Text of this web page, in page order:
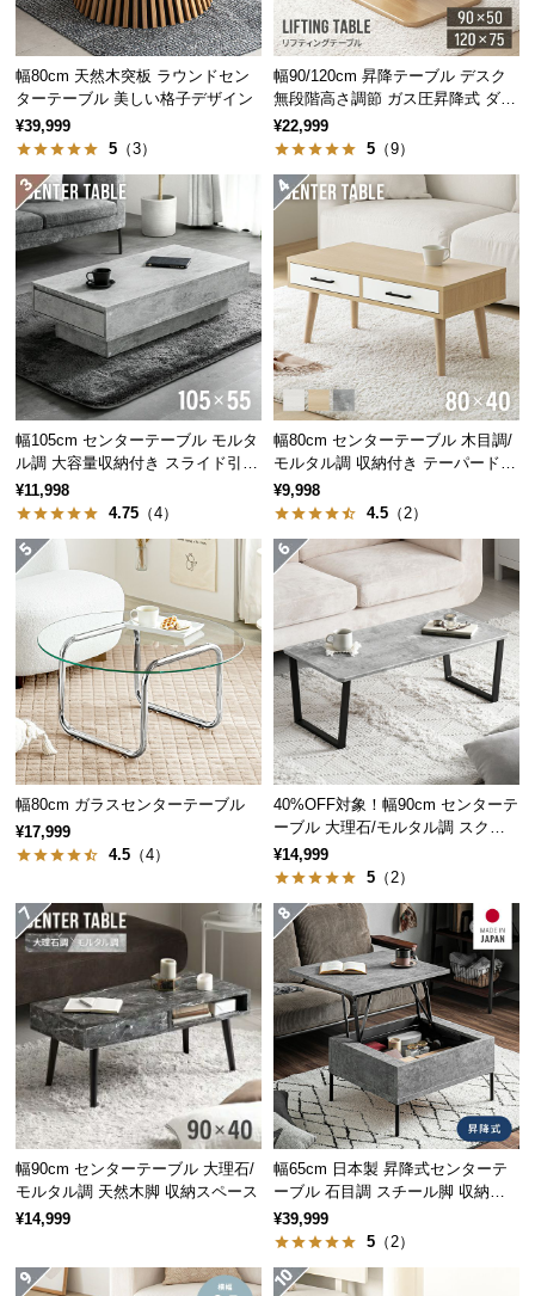
中
型
品
の
配
送
に
つ
い
て
小
型
商
品
の
送
て
開
梱
設
置
サ
ー
ビ
ス
つ
い
て
搬
入
経
路
に
つ
い
て
返
幅80cm 天然木突板 ラウンドセン
ターテーブル 美しい格子デザイン
¥39,999
5 （3）
幅90/120cm 昇降テーブル デスク
無段階高さ調節 ガス圧昇降式 ダイ
ニング 高さ55~70cm
¥22,999
5 （9）
幅105cm センターテーブル モルタ
ル調 大容量収納付き スライド引き
出し2杯
¥11,998
4.75 （4）
幅80cm センターテーブル 木目調/
モルタル調 収納付き テーパードレ
ッグ
¥9,998
4.5 （2）
幅80cm ガラスセンターテーブル
¥17,999
4.5 （4）
40%OFF対象！幅90cm センターテ
ーブル 大理石/モルタル調 スクエ
アレッグ 安心面取り加工
¥14,999
5 （2）
幅90cm センターテーブル 大理石/
モルタル調 天然木脚 収納スペース
¥14,999
幅65cm 日本製 昇降式センターテ
ーブル 石目調 スチール脚 収納ス
ペース 高さ34~54.5cm
¥39,999
5 （2）